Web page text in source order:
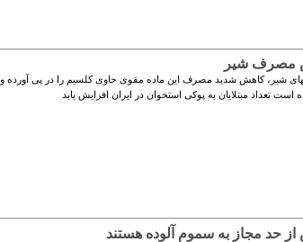
مصرف شیر
بهای شیر، کاهش شدید مصرف این ماده مقوی حاوی کلسیم را در پی آورده و
تعداد مبتلایان به پوکی استخوان در ایران افزایش یابد
حد مجاز به سموم آلوده هستند